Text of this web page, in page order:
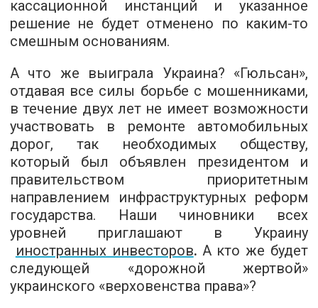
кассационной инстанций и указанное
решение не будет отменено по каким-то
смешным основаниям.
А что же выиграла Украина? «Гюльсан»,
отдавая все силы борьбе с мошенниками,
в течение двух лет не имеет возможности
участвовать в ремонте автомобильных
дорог, так необходимых обществу,
который был объявлен президентом и
правительством приоритетным
направлением инфраструктурных реформ
государства. Наши чиновники всех
уровней приглашают в Украину
иностранных инвесторов.А кто же будет
следующей «дорожной жертвой»
украинского «верховенства права»?